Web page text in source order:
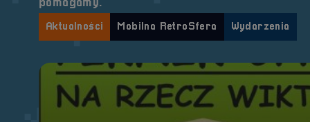
pomagamy.
Aktualności Mobilna RetroSfera Wydarzenia